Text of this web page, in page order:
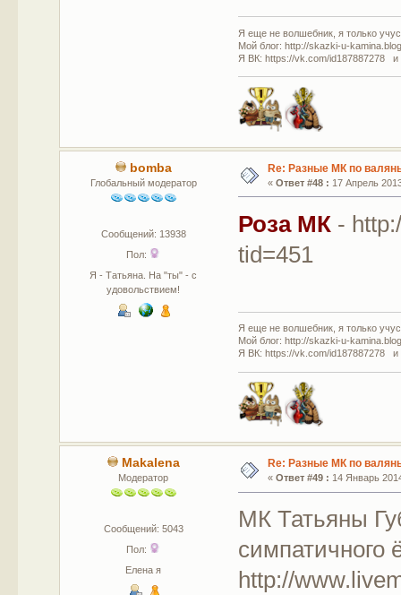
Я еще не волшебник, я только
Мой блог: http://skazki-u-
Я ВК: https://vk.com/id187887278 и
bomba
Глобальный модератор
Сообщений: 13938
Пол:
Я - Татьяна. На "ты" - с
удовольствием!
Re: Разные МК по
« Ответ #48 : 17 Апрель
Роза МК -
tid=451
Я еще не волшебник, я только
Мой блог: http://skazki-u-
Я ВК: https://vk.com/id187887278 и
Makalena
Модератор
Сообщений: 5043
Пол:
Елена я
Re: Разные МК по
« Ответ #49 : 14 Январь
МК Татьяны
симпатичного
http://